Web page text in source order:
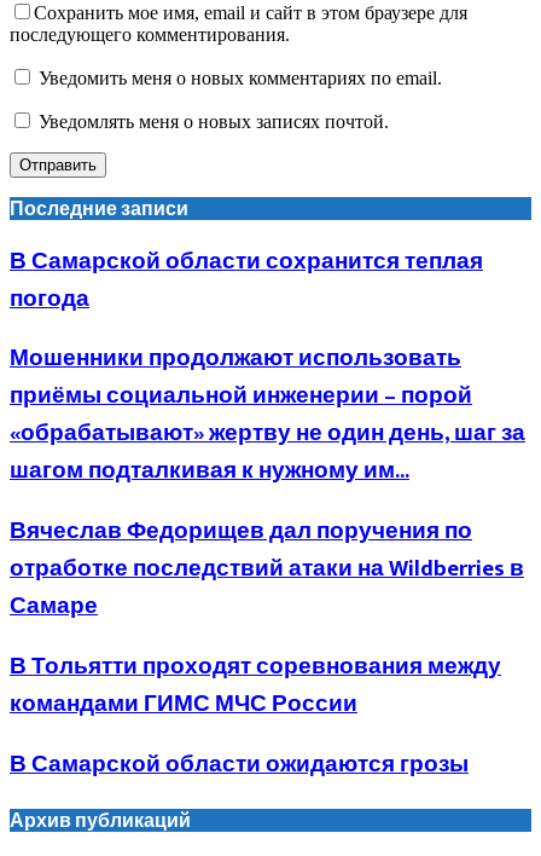
Сохранить мое имя, email и сайт в этом браузере для
последующего комментирования.
Уведомить меня о новых комментариях по email.
Уведомлять меня о новых записях почтой.
Последние записи
В Самарской области сохранится теплая
погода
Мошенники продолжают использовать
приёмы социальной инженерии – порой
«обрабатывают» жертву не один день, шаг за
шагом подталкивая к нужному им...
Вячеслав Федорищев дал поручения по
отработке последствий атаки на Wildberries в
Самаре
В Тольятти проходят соревнования между
командами ГИМС МЧС России
В Самарской области ожидаются грозы
Архив публикаций